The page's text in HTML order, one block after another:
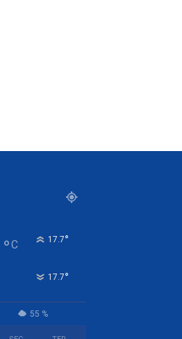
°C 17.7°
17.7°
55 %